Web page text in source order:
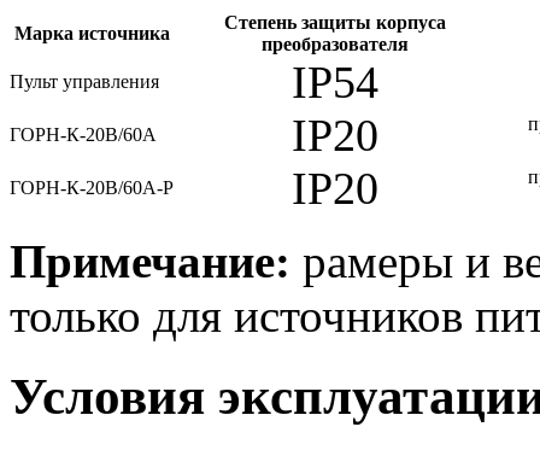
Марка источника
Степень защиты корпуса
преобразователя
Пульт управления
IP54
ГОРН-К-20В/60А IP20
ГОРН-К-20В/60А-Р IP20
Примечание: рамеры и
только для источников
Условия